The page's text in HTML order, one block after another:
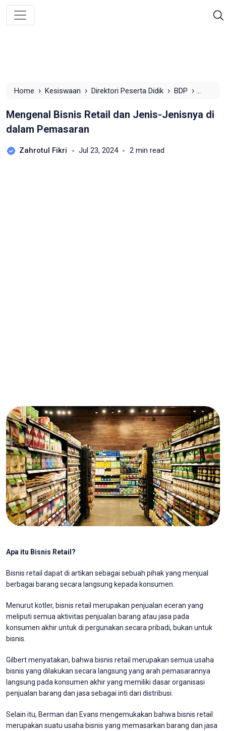
Home › Kesiswaan › Direktori Peserta Didik › BDP ›
Pemasaran
Mengenal Bisnis Retail dan Jenis-Jenisnya di
dalam Pemasaran
Zahrotul Fikri Jul 23, 2024 2 min read
Apa itu Bisnis Retail?
Bisnis retail dapat di artikan sebagai sebuah pihak yang menjual
berbagai barang secara langsung kepada konsumen.
Menurut kotler, bisnis retail merupakan penjualan eceran yang
meliputi semua aktivitas penjualan barang atau jasa pada
konsumen akhir untuk di pergunakan secara pribadi, bukan untuk
bisnis.
Gilbert menyatakan, bahwa bisnis retail merupakan semua usaha
bisnis yang dilakukan secara langsung yang arah pemasarannya
langsung pada konsumen akhir yang memiliki dasar organisasi
penjualan barang dan jasa sebagai inti dari distribusi.
Selain itu, Berman dan Evans mengemukakan bahwa bisnis retail
merupakan suatu usaha bisnis yang memasarkan barang dan jasa